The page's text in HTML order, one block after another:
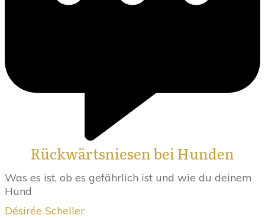
Rückwärtsniesen bei Hunden
Was es ist, ob es gefährlich ist und wie du deinem
Hund
Désirée Scheller